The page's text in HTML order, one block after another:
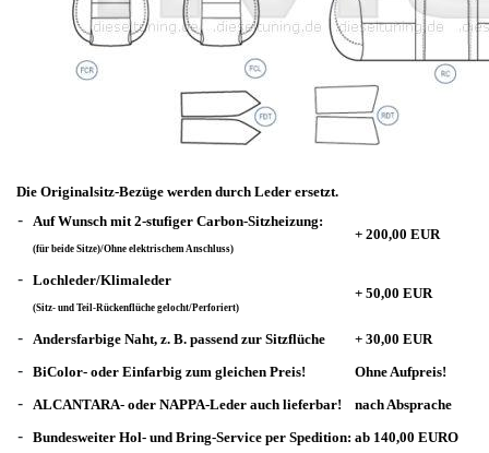
Die Originalsitz-Bezüge werden durch Leder ersetzt.
- Auf Wunsch mit 2-stufiger Carbon-Sitzheizung:
(für beide Sitze)/Ohne elektrischem Anschluss)
+ 200,00 EUR
- Lochleder/Klimaleder
(Sitz- und Teil-Rückenflüche gelocht/Perforiert)
+ 50,00 EUR
- Andersfarbige Naht, z. B. passend zur Sitzflüche + 30,00 EUR
- BiColor- oder Einfarbig zum gleichen Preis! Ohne Aufpreis!
- ALCANTARA- oder NAPPA-Leder auch lieferbar! nach Absprache
- Bundesweiter Hol- und Bring-Service per Spedition: ab 140,00 EURO